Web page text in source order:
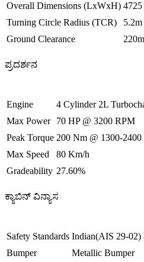
Overall Dimensions (LxWxH)
Turning Circle Radius (TCR)
5.2m
Ground Clearance
ಪ್ರದರ್ಶನ
Engine
4 Cylinder 2L
Max Power
70 HP @ 3200 RPM
Peak Torque 200 Nm @ 1300-
Max Speed
80 Km/h
Gradeability 27.60%
ಕ್ಯಾಬಿನ್ ವಿನ್ಯಾಸ
Safety Standards Indian(AIS 29-02)
Bumper
Metallic Bumper